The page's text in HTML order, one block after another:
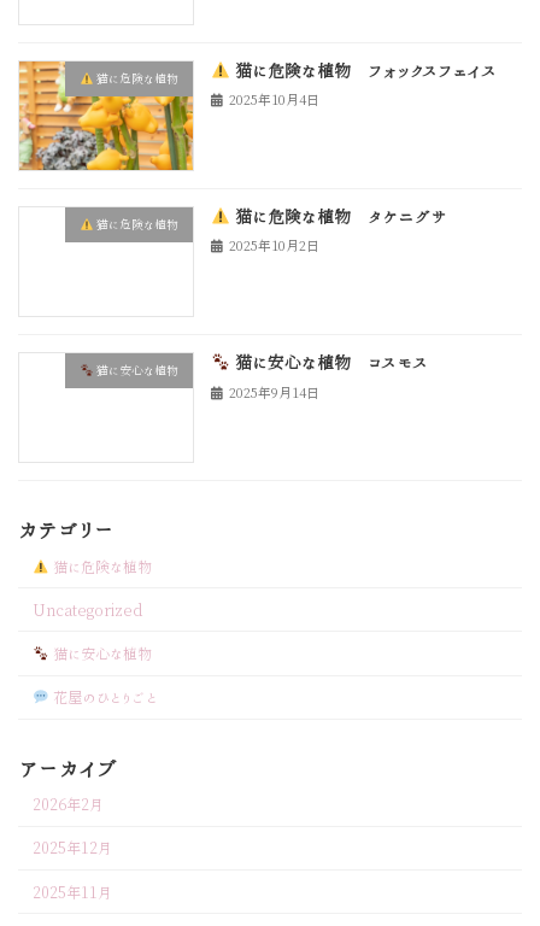
猫に危険な植物 猫に危険な植物 フォックスフェイス
2025年10月4日
猫に危険な植物 猫に危険な植物 タケニグサ
2025年10月2日
猫に安心な植物 猫に安心な植物 コスモス
2025年9月14日
カテゴリー
猫に危険な植物
Uncategorized
猫に安心な植物
花屋のひとりごと
アーカイブ
2026年2月
2025年12月
2025年11月